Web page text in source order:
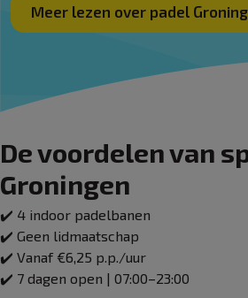
Meer lezen over padel
De voordelen van
Groningen
✔️ 4 indoor padelbanen
✔️ Geen lidmaatschap
✔️ Vanaf €6,25 p.p./uur
✔️ 7 dagen open | 07:00–23:00